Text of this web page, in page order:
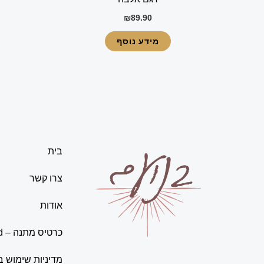
₪89.90
מידע נוסף
בית
צרו קשר
אודות
כרטיס מתנה – Gift Card
מדיניות